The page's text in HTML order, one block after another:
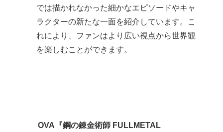
では描かれなかった細かなエピソードやキャ
ラクターの新たな一面を紹介しています。こ
れにより、ファンはより広い視点から世界観
を楽しむことができます。
OVA『鋼の錬金術師 FULLMETAL